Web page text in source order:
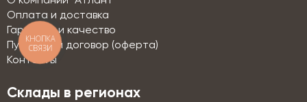
Оплата и доставка
Гарантии и качество
Публичный договор (оферта)
Контакты
Склады в регионах
КНОПКА
СВЯЗИ